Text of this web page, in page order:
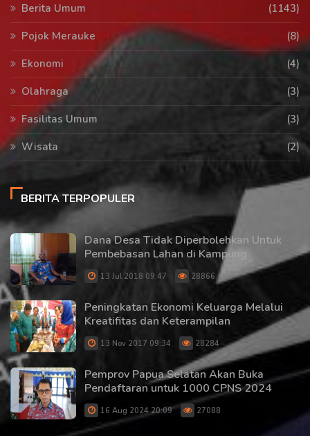
Berita Umum
(1143)
Pojok Merauke
(8)
Ekonomi
(4)
Olahraga
(3)
Fasilitas Umum
(3)
Wisata
(2)
BERITA TERPOPULER
Dana Desa Tidak Diperbolehkan Untuk
Pembebasan Lahan di Kampung
13 Jul 2018 09:47 28866
Peningkatan Ekonomi Keluarga Melalui
Kreatifitas dan Keterampilan
13 Nov 2017 09:34 28284
Pemprov Papua Selatan Akan Buka
Pendaftaran untuk 1000 CPNS 2024
16 Aug 2024 20:09 27088